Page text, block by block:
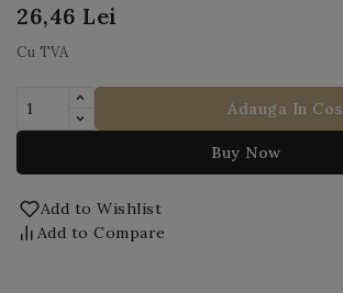
26,46 Lei
Cu TVA
Adauga In Cos
Buy Now
Add to Wishlist
Add to Compare